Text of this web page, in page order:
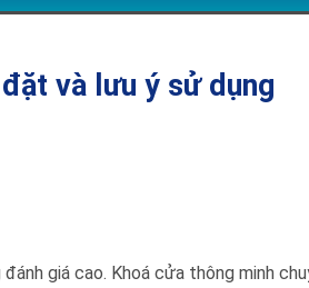
và lưu ý sử dụng
giá cao. Khoá cửa thông minh